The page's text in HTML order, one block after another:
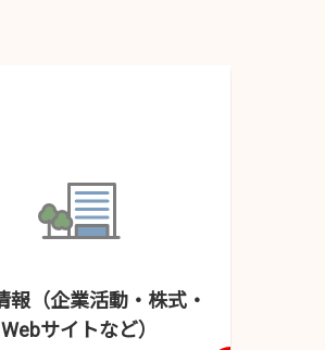
報（企業活動・ 株式・
Webサイトなど）